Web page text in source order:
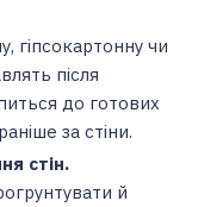
гіпсокартонну чи
після
до готових
за стіни.
стін.
й